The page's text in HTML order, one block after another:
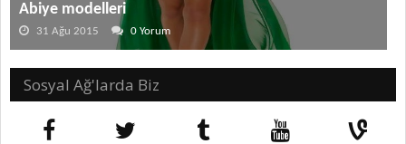
Abiye modelleri
31 Ağu 2015 0 Yorum
Sosyal Ağ'larda Biz